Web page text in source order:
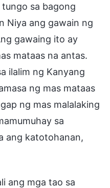
sa bagong
Niya ang gawain ng
gawaing ito ay
mataas na antas.
ilalim ng Kanyang
ng mas mataas
ng mas malalaking
sa
ang katotohanan,
ang mga tao sa